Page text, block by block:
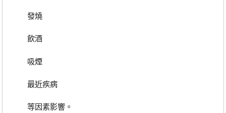
發燒
飲酒
吸煙
最近疾病
等因素影響。